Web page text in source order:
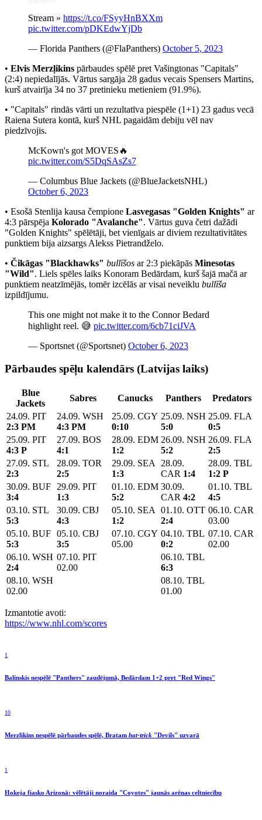
Stream » https://t.co/FSyyHnBXXm
pic.twitter.com/pDKEdwYjDb
— Florida Panthers (@FlaPanthers) October 5, 2023
• Elvis Merzļikins pārbaudes spēlē pret Vašingtonas "Capitals"
(2:4) nepiedalījās. Vārtus sargāja 28 gadus vecais Spensers Martins,
kurš atvairīja 34 no 37 pretinieku metieniem (91.9%).
• "Capitals" rindās vārti un rezultatīva piespēle (1+1) 23 gadus vecā
Raiena Sutera kontā, kurš NHL pagaidām debiju vēl nav
piedzīvojis.
McKown's got MOVES🔥
pic.twitter.com/S5DqSAsZs7
— Columbus Blue Jackets (@BlueJacketsNHL)
October 6, 2023
• Esošā Stenlija kausa čempione Lasvegasas "Golden Knights" ar
4:3 pārspēja Kolorado "Avalanche". Vārtus guva četri dažādi
"Golden Knights" spēlētāji, bet vienīgais ar diviem rezultativitātes
punktiem bija aizsargs Alekss Pietrandželo.
• Čikāgas "Blackhawks" bullīšos ar 2:3 piekāpās Minesotas
"Wild". Liels spēles laiks Konoram Bedārdam, kurš šajā mačā ar
punktiem neatzīmējās, tomēr izcēlās ar visai neveiklu bullīša
izpildījumu.
This one might not make it to the Connor Bedard
highlight reel. 😅 pic.twitter.com/6cb71ciJVA
— Sportsnet (@Sportsnet) October 6, 2023
Pārbaudes spēļu kalendārs (Latvijas laiks)
Blue
Jackets
Sabres Canucks Panthers
Predators
24.09. PIT
2:3 PM
24.09. WSH
4:3 PM
25.09. CGY
0:10
25.09. NSH
5:0
25.09. FLA
0:5
25.09. PIT
4:3 P
27.09. BOS
4:1
28.09. EDM
1:2
26.09. NSH
5:2
26.09. FLA
2:5
27.09. STL
2:3
28.09. TOR
2:5
29.09. SEA
1:3
28.09.
CAR 1:4
28.09. TBL
1:2 P
30.09. BUF
3:4
29.09. PIT
1:3
01.10. EDM
5:2
30.09.
CAR 4:2
01.10. TBL
4:5
03.10. STL
5:3
30.09. CBJ
4:3
05.10. SEA
1:2
01.10. OTT
2:4
06.10. CAR
03.00
05.10. BUF
5:3
05.10. CBJ
3:5
07.10. CGY
05.00
04.10. TBL
0:2
07.10. CAR
02.00
06.10. WSH
2:4
07.10. PIT
02.00
06.10. TBL
6:3
08.10. WSH
02.00
08.10. TBL
01.00
Izmantotie avoti:
https://www.nhl.com/scores
1
Balinskis nespēlē "Panthers" zaudējumā, Bedārdam 1+2 pret "Red Wings"
10
Merzļikins nespēlē pārbaudes spēlē, Bratam hat-trick "Devils" uzvarā
1
Hokeja fiasko Arizonā: vēlētāji noraida "Coyotes" jaunās arēnas celtniecību